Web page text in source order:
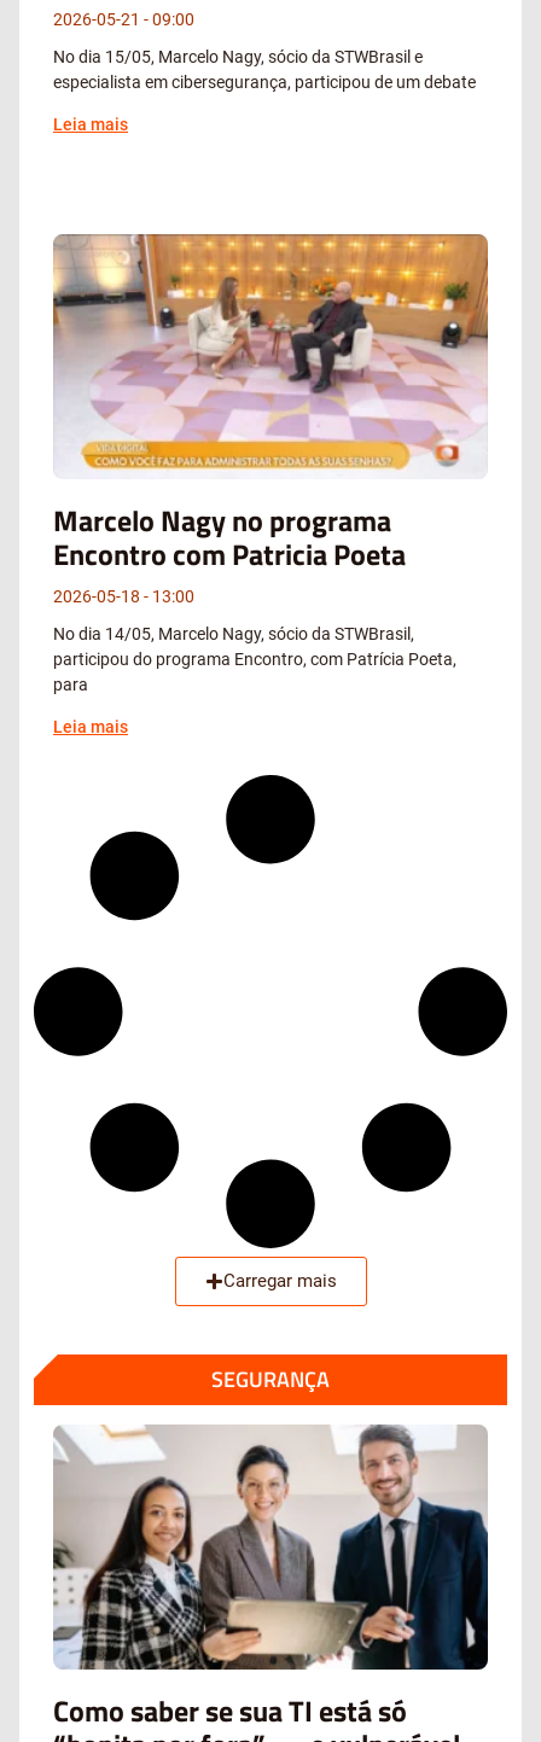
2026-05-21
09:00
No dia 15/05, Marcelo Nagy, sócio da STWBrasil e
especialista em cibersegurança, participou de um debate
Leia mais
Marcelo Nagy no programa
Encontro com Patricia Poeta
2026-05-18
13:00
No dia 14/05, Marcelo Nagy, sócio da STWBrasil,
participou do programa Encontro, com Patrícia Poeta,
para
Leia mais
Carregar mais
SEGURANÇA
Como saber se sua TI está só